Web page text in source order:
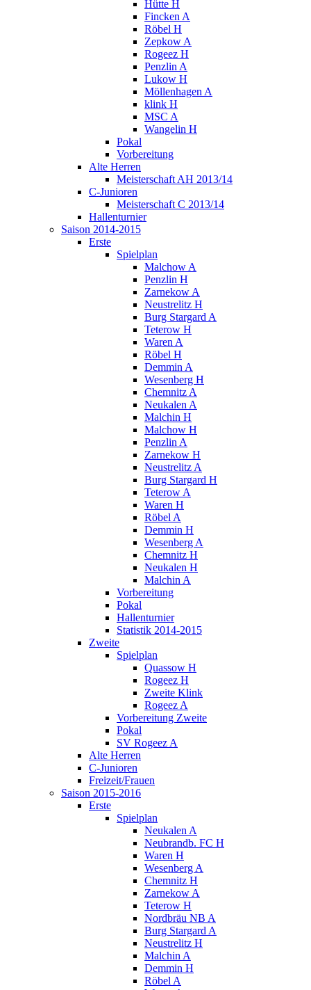
Hütte H
Fincken A
Röbel H
Zepkow A
Rogeez H
Penzlin A
Lukow H
Möllenhagen A
klink H
MSC A
Wangelin H
Pokal
Vorbereitung
Alte Herren
Meisterschaft AH 2013/14
C-Junioren
Meisterschaft C 2013/14
Hallenturnier
Saison 2014-2015
Erste
Spielplan
Malchow A
Penzlin H
Zarnekow A
Neustrelitz H
Burg Stargard A
Teterow H
Waren A
Röbel H
Demmin A
Wesenberg H
Chemnitz A
Neukalen A
Malchin H
Malchow H
Penzlin A
Zarnekow H
Neustrelitz A
Burg Stargard H
Teterow A
Waren H
Röbel A
Demmin H
Wesenberg A
Chemnitz H
Neukalen H
Malchin A
Vorbereitung
Pokal
Hallenturnier
Statistik 2014-2015
Zweite
Spielplan
Quassow H
Rogeez H
Zweite Klink
Rogeez A
Vorbereitung Zweite
Pokal
SV Rogeez A
Alte Herren
C-Junioren
Freizeit/Frauen
Saison 2015-2016
Erste
Spielplan
Neukalen A
Neubrandb. FC H
Waren H
Wesenberg A
Chemnitz H
Zarnekow A
Teterow H
Nordbräu NB A
Burg Stargard A
Neustrelitz H
Malchin A
Demmin H
Röbel A